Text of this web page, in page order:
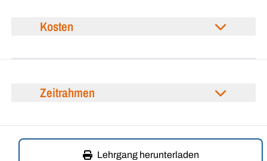
Kosten
Zeitrahmen
Lehrgang herunterladen